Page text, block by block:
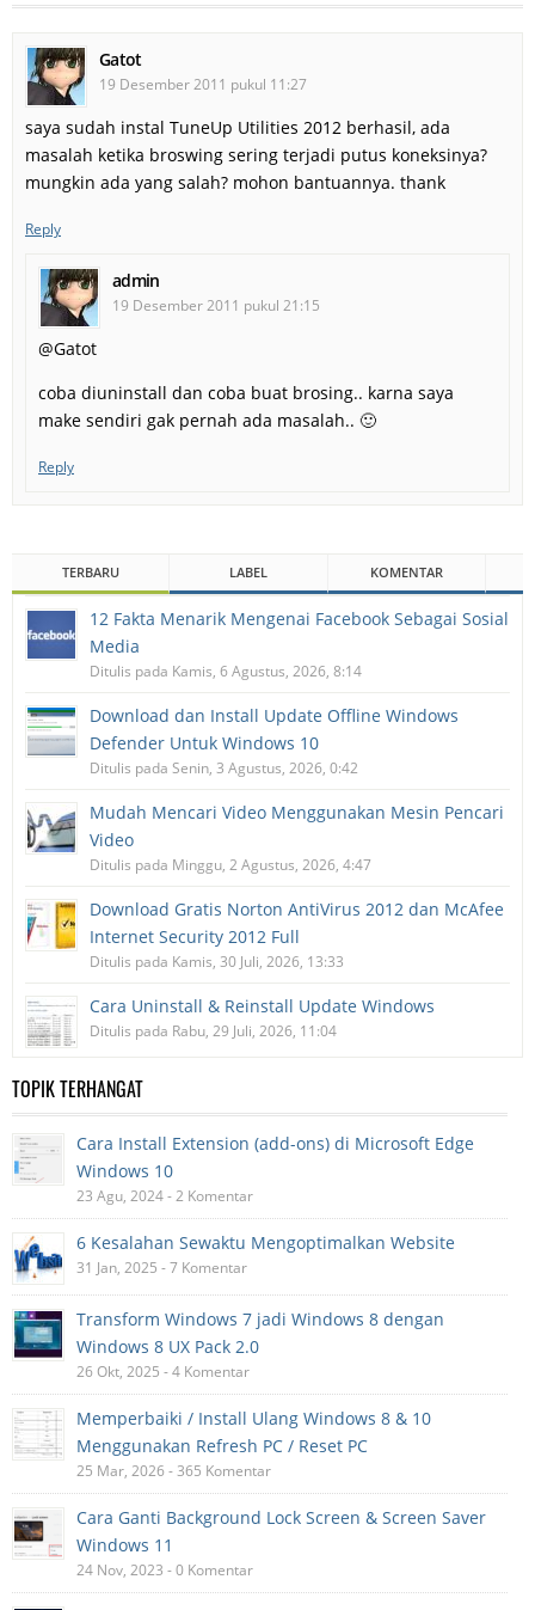
Gatot
19 Desember 2011 pukul 11:27
saya sudah instal TuneUp Utilities 2012 berhasil, ada
masalah ketika broswing sering terjadi putus koneksinya?
mungkin ada yang salah? mohon bantuannya. thank
Reply
admin
19 Desember 2011 pukul 21:15
@Gatot
coba diuninstall dan coba buat brosing.. karna saya
make sendiri gak pernah ada masalah.. 🙂
Reply
TERBARU LABEL KOMENTAR
12 Fakta Menarik Mengenai Facebook Sebagai Sosial
Media
Ditulis pada Kamis, 6 Agustus, 2026, 8:14
Download dan Install Update Offline Windows
Defender Untuk Windows 10
Ditulis pada Senin, 3 Agustus, 2026, 0:42
Mudah Mencari Video Menggunakan Mesin Pencari
Video
Ditulis pada Minggu, 2 Agustus, 2026, 4:47
Download Gratis Norton AntiVirus 2012 dan McAfee
Internet Security 2012 Full
Ditulis pada Kamis, 30 Juli, 2026, 13:33
Cara Uninstall & Reinstall Update Windows
Ditulis pada Rabu, 29 Juli, 2026, 11:04
TOPIK TERHANGAT
Cara Install Extension (add-ons) di Microsoft Edge
Windows 10
23 Agu, 2024 - 2 Komentar
6 Kesalahan Sewaktu Mengoptimalkan Website
31 Jan, 2025 - 7 Komentar
Transform Windows 7 jadi Windows 8 dengan
Windows 8 UX Pack 2.0
26 Okt, 2025 - 4 Komentar
Memperbaiki / Install Ulang Windows 8 & 10
Menggunakan Refresh PC / Reset PC
25 Mar, 2026 - 365 Komentar
Cara Ganti Background Lock Screen & Screen Saver
Windows 11
24 Nov, 2023 - 0 Komentar